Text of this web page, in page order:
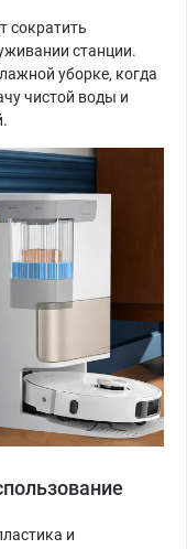
сократить
станции.
уборке, когда
чистой воды и
и